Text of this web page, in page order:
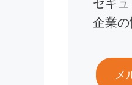
セキ
企業の
メ